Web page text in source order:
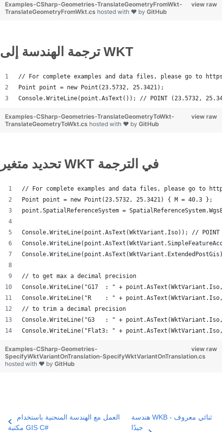
view raw
Examples-CSharp-Geometries-TranslateGeometryFromWkt-
TranslateGeometryFromWkt.cs hosted with ❤ by GitHub
ترجمة الهندسة إلى WKT
// For complete examples and data files, please go to
Point point = new Point(23.5732, 25.3421);
Console.WriteLine(point.AsText()); // POINT (23.5732,
view raw
Examples-CSharp-Geometries-TranslateGeometryToWkt-
TranslateGeometryToWkt.cs hosted with ❤ by GitHub
تحديد متغير WKT في الترجمة
// For complete examples and data files, please go to
Point point = new Point(23.5732, 25.3421) { M = 40.3 };
point.SpatialReferenceSystem =
Console.WriteLine(point.AsText(WktVariant.Iso)); //
// to get max a decimal precision
Console.WriteLine("G17  : " + point.AsText(WktVariant.Iso,
Console.WriteLine("R    : " + point.AsText(WktVariant.Iso,
// to trim a decimal precision
Console.WriteLine("G3   : " +
Console.WriteLine("Flat3: " +
view raw
Examples-CSharp-Geometries-
SpecifyWktVariantOnTranslation-SpecifyWktVariantOnTranslation.cs
hosted with ❤ by GitHub
العمل مع الهندسة المنحنية باستخدام
مكتبة GIS C#‎
هندسة WKB - ثنائي معروف
جيدًا